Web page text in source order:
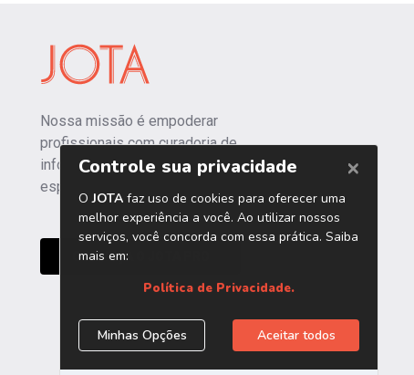
Nossa missão é empoderar
profissionais com curadoria de
informações independentes e
especializadas.
CONHEÇA O JOTA PRO